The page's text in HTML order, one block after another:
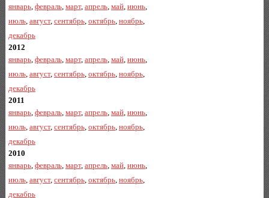
январь, февраль, март, апрель, май, июнь,
июль, август, сентябрь, октябрь, ноябрь,
декабрь
2012
январь, февраль, март, апрель, май, июнь,
июль, август, сентябрь, октябрь, ноябрь,
декабрь
2011
январь, февраль, март, апрель, май, июнь,
июль, август, сентябрь, октябрь, ноябрь,
декабрь
2010
январь, февраль, март, апрель, май, июнь,
июль, август, сентябрь, октябрь, ноябрь,
декабрь